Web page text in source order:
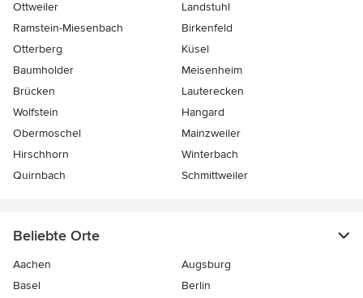
Ottweiler
Landstuhl
Ramstein-Miesenbach
Birkenfeld
Otterberg
Küsel
Baumholder
Meisenheim
Brücken
Lauterecken
Wolfstein
Hangard
Obermoschel
Mainzweiler
Hirschhorn
Winterbach
Quirnbach
Schmittweiler
Beliebte Orte
Aachen
Augsburg
Basel
Berlin